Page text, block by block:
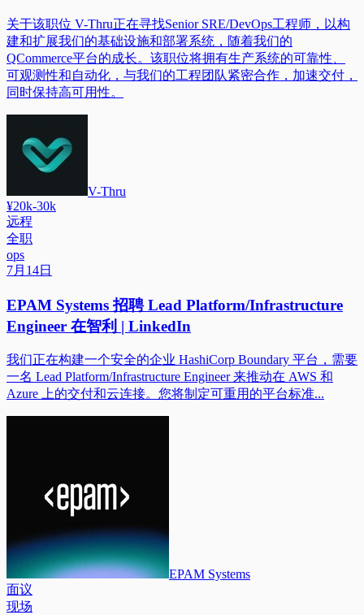
关于该职位 V-Thru正在寻找Senior SRE/DevOps工程师，以构
建和扩展我们的基础设施和部署系统，随着我们的
QCommerce平台的成长。该职位将拥有生产系统的可靠性、
可观测性和自动化，与我们的工程团队紧密合作，加速交付，
同时保持高可用性。
V-Thru
¥20k-30k
远程
全职
ops
7月14日
EPAM Systems 招聘 Lead Platform/Infrastructure
Engineer 在智利 | LinkedIn
我们正在构建一个安全的企业 HashiCorp Boundary 平台，需要
一名 Lead Platform/Infrastructure Engineer 来推动在 AWS 和
Azure 上的交付和云连接。您将制定可重用的平台标准...
EPAM Systems
面议
现场